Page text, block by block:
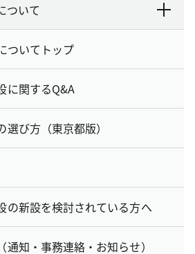
ついて
ついてトップ
に関するQ&A
選び方（東京都版）
の新設を検討されている方へ
通知・事務連絡・お知らせ）